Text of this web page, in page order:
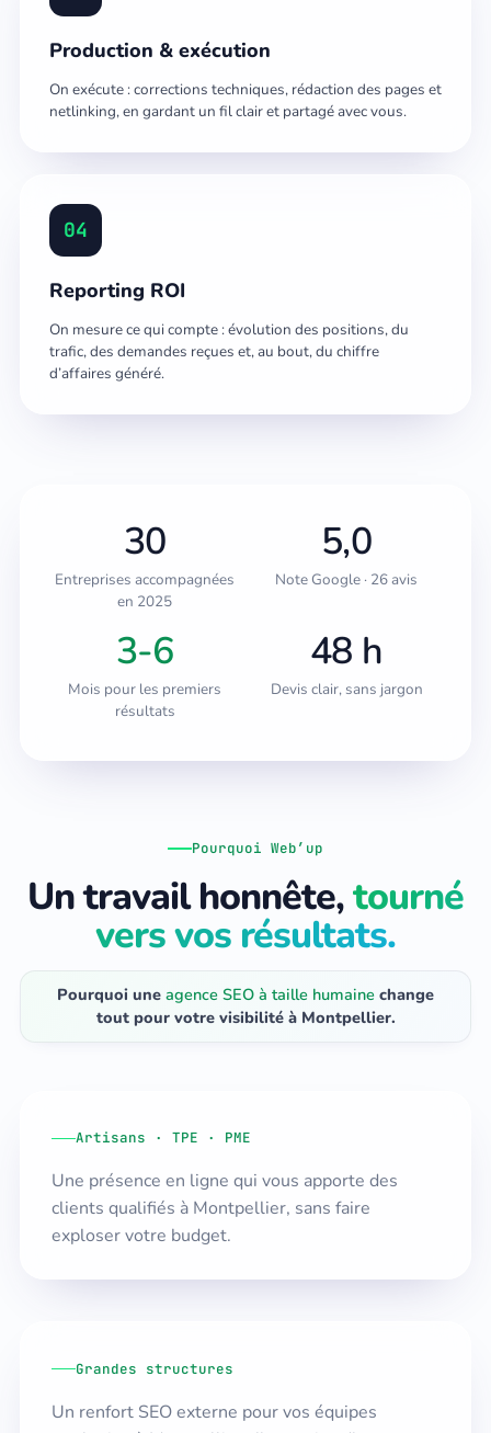
Production & exécution
On exécute : corrections techniques, rédaction des pages et
netlinking, en gardant un fil clair et partagé avec vous.
04
Reporting ROI
On mesure ce qui compte : évolution des positions, du
trafic, des demandes reçues et, au bout, du chiffre
d’affaires généré.
30
Entreprises accompagnées
en 2025
5,0
Note Google · 26 avis
3-6
Mois pour les premiers
résultats
48 h
Devis clair, sans jargon
Pourquoi Web’up
Un travail honnête,tourné
vers vos résultats.
Pourquoi une agence SEO à taille humaine change
tout pour votre visibilité à Montpellier.
Artisans · TPE · PME
Une présence en ligne qui vous apporte des
clients qualifiés à Montpellier, sans faire
exploser votre budget.
Grandes structures
Un renfort SEO externe pour vos équipes